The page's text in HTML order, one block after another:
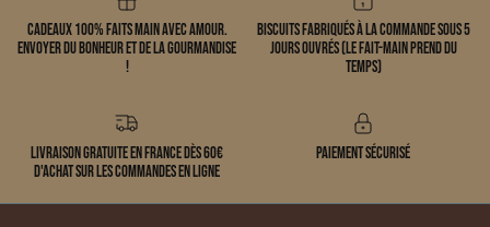
Cadeaux 100% faits main avec amour.
Envoyer du bonheur et de la gourmandise
!
Biscuits fabriqués à la commande sous 5
jours ouvrés (le fait-main prend du
temps)
Livraison gratuite en France dès 60€
d'achat sur les commandes en ligne
Paiement sécurisé